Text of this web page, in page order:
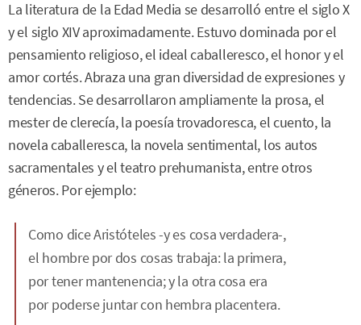
La literatura de la Edad Media se desarrolló entre el siglo X
y el siglo XIV aproximadamente. Estuvo dominada por el
pensamiento religioso, el ideal caballeresco, el honor y el
amor cortés. Abraza una gran diversidad de expresiones y
tendencias. Se desarrollaron ampliamente la prosa, el
mester de clerecía, la poesía trovadoresca, el cuento, la
novela caballeresca, la novela sentimental, los autos
sacramentales y el teatro prehumanista, entre otros
géneros. Por ejemplo:
Como dice Aristóteles -y es cosa verdadera-,
el hombre por dos cosas trabaja: la primera,
por tener mantenencia; y la otra cosa era
por poderse juntar con hembra placentera.